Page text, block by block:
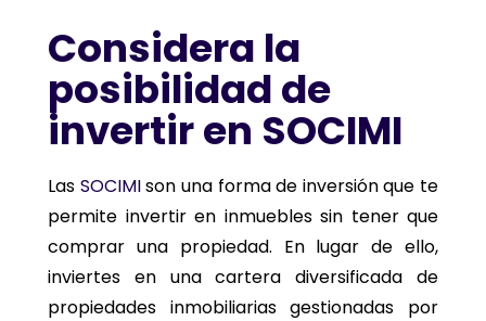
Considera la
posibilidad de
invertir en SOCIMI
Las SOCIMIson una forma de inversión que te
permite invertir en inmuebles sin tener que
comprar una propiedad. En lugar de ello,
inviertes en una cartera diversificada de
propiedades inmobiliarias gestionadas por